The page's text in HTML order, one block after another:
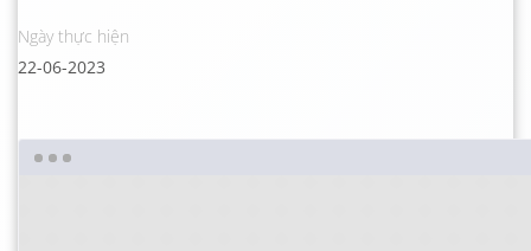
Ngày thực hiện
22-06-2023